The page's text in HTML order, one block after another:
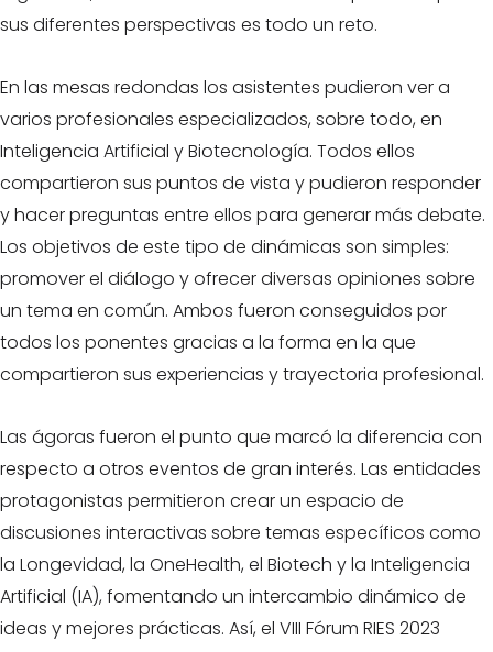
sus diferentes perspectivas es todo un reto.
En las mesas redondas los asistentes pudieron ver a
varios profesionales especializados, sobre todo, en
Inteligencia Artificial y Biotecnología. Todos ellos
compartieron sus puntos de vista y pudieron responder
y hacer preguntas entre ellos para generar más debate.
Los objetivos de este tipo de dinámicas son simples:
promover el diálogo y ofrecer diversas opiniones sobre
un tema en común. Ambos fueron conseguidos por
todos los ponentes gracias a la forma en la que
compartieron sus experiencias y trayectoria profesional.
Las ágoras fueron el punto que marcó la diferencia con
respecto a otros eventos de gran interés. Las entidades
protagonistas permitieron crear un espacio de
discusiones interactivas sobre temas específicos como
la Longevidad, la OneHealth, el Biotech y la Inteligencia
Artificial (IA), fomentando un intercambio dinámico de
ideas y mejores prácticas. Así, el VIII Fórum RIES 2023